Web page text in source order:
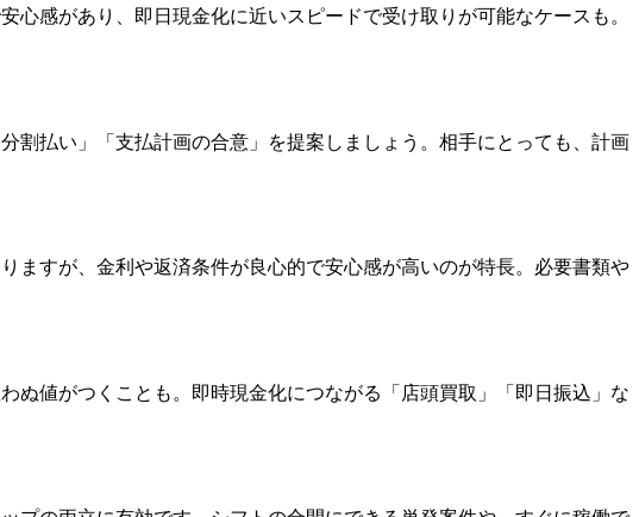
感があり、即日現金化に近いスピードで受け取りが可能なケースも。
割払い」「支払計画の合意」を提案しましょう。相手にとっても、計画
ますが、金利や返済条件が良心的で安心感が高いのが特長。必要書類や
ぬ値がつくことも。即時現金化につながる「店頭買取」「即日振込」な